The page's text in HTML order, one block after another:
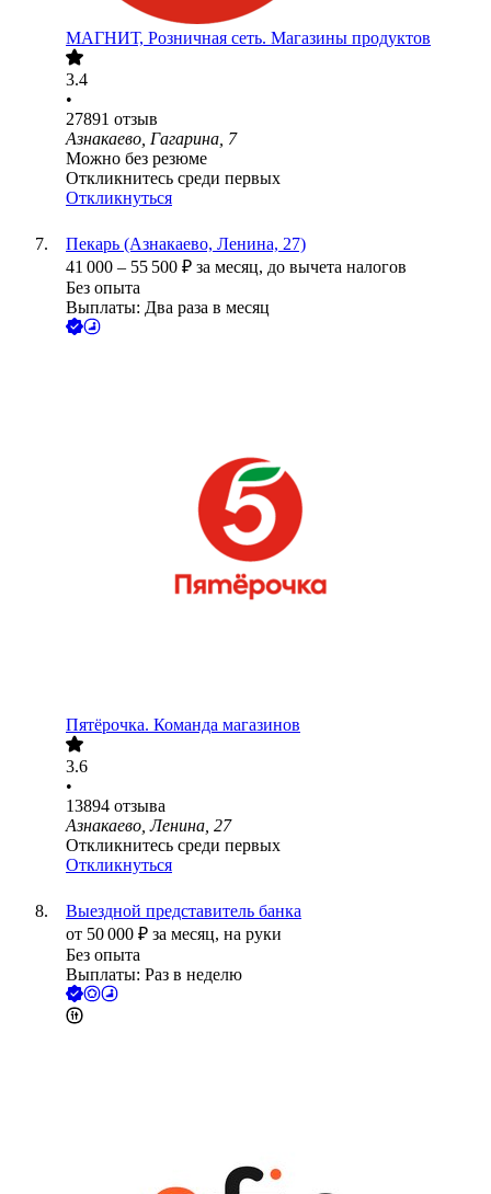
МАГНИТ, Розничная сеть. Магазины продуктов
3.4
•
27891 отзыв
Азнакаево, Гагарина, 7
Можно без резюме
Откликнитесь среди первых
Откликнуться
Пекарь (Азнакаево, Ленина, 27)
41 000 – 55 500 ₽ за месяц, до вычета налогов
Без опыта
Выплаты: Два раза в месяц
Пятёрочка. Команда магазинов
3.6
•
13894 отзыва
Азнакаево, Ленина, 27
Откликнитесь среди первых
Откликнуться
Выездной представитель банка
от 50 000 ₽ за месяц, на руки
Без опыта
Выплаты: Раз в неделю